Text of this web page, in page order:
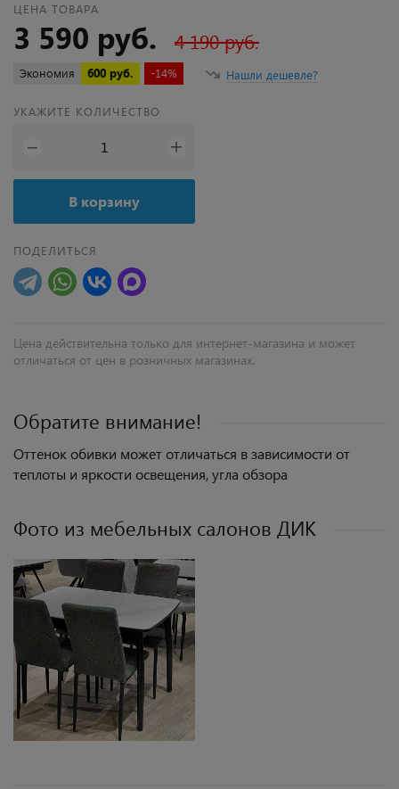
ЦЕНА ТОВАРА
3 590 руб. 4 190 руб.
Экономия 600 руб. -14% Нашли дешевле?
УКАЖИТЕ КОЛИЧЕСТВО
− +
В корзину
ПОДЕЛИТЬСЯ
Цена действительна только для интернет-магазина и может
отличаться от цен в розничных магазинах.
Обратите внимание!
Оттенок обивки может отличаться в зависимости от
теплоты и яркости освещения, угла обзора
Фото из мебельных салонов ДИК